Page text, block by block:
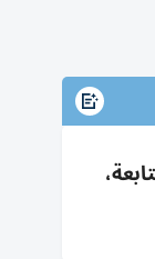
ومعسكر للمتابعة،